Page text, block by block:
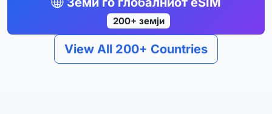
200+ земји
View All 200+ Countries